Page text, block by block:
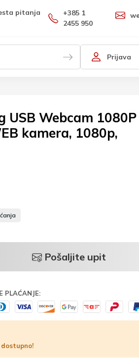
pitanja
+385 1
2455 950
Prijava
USB Webcam 1080P
kamera, 1080p,
Pošaljite upit
PLAĆANJE: